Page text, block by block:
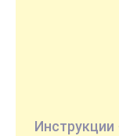
Инструкции